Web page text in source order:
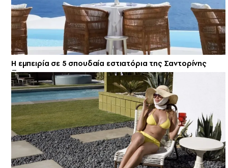
Η εμπειρία σε 5 σπουδαία εστιατόρια της Σαντορίνης